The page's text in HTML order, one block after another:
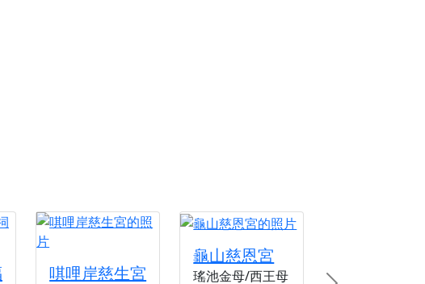
的家庭回憶
一生難忘。
也有一份感謝守護的虔誠心意
帶眷前來參香，共同向七娘媽祝壽祈福
安、財運亨通、事業順遂、百邪退散。
唭哩岸慈生宮
龜山慈恩宮
瑤池金母/西王母